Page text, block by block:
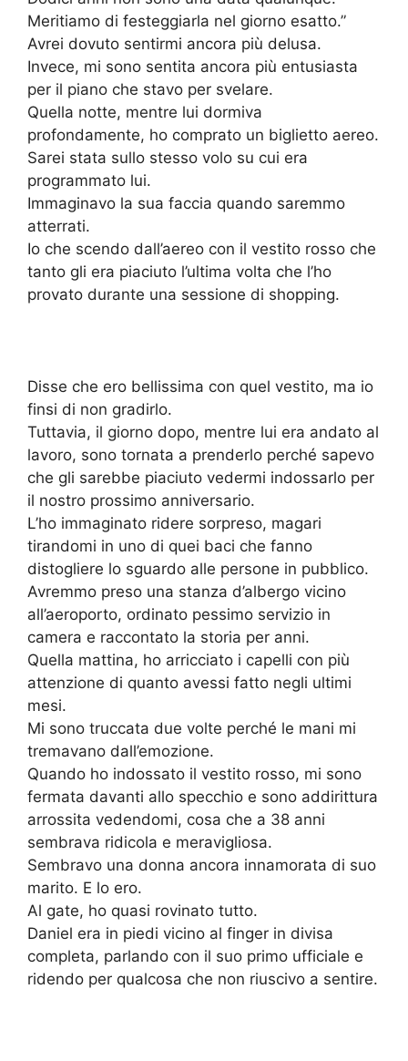
Meritiamo di festeggiarla nel giorno esatto.”
Avrei dovuto sentirmi ancora più delusa.
Invece, mi sono sentita ancora più entusiasta
per il piano che stavo per svelare.
Quella notte, mentre lui dormiva
profondamente, ho comprato un biglietto aereo.
Sarei stata sullo stesso volo su cui era
programmato lui.
Immaginavo la sua faccia quando saremmo
atterrati.
Io che scendo dall’aereo con il vestito rosso che
tanto gli era piaciuto l’ultima volta che l’ho
provato durante una sessione di shopping.
Disse che ero bellissima con quel vestito, ma io
finsi di non gradirlo.
Tuttavia, il giorno dopo, mentre lui era andato al
lavoro, sono tornata a prenderlo perché sapevo
che gli sarebbe piaciuto vedermi indossarlo per
il nostro prossimo anniversario.
L’ho immaginato ridere sorpreso, magari
tirandomi in uno di quei baci che fanno
distogliere lo sguardo alle persone in pubblico.
Avremmo preso una stanza d’albergo vicino
all’aeroporto, ordinato pessimo servizio in
camera e raccontato la storia per anni.
Quella mattina, ho arricciato i capelli con più
attenzione di quanto avessi fatto negli ultimi
mesi.
Mi sono truccata due volte perché le mani mi
tremavano dall’emozione.
Quando ho indossato il vestito rosso, mi sono
fermata davanti allo specchio e sono addirittura
arrossita vedendomi, cosa che a 38 anni
sembrava ridicola e meravigliosa.
Sembravo una donna ancora innamorata di suo
marito. E lo ero.
Al gate, ho quasi rovinato tutto.
Daniel era in piedi vicino al finger in divisa
completa, parlando con il suo primo ufficiale e
ridendo per qualcosa che non riuscivo a sentire.